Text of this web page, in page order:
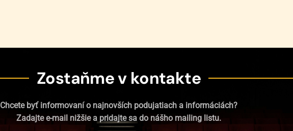
Zostaňme v kontakte
Chcete byť informovaní o najnovších podujatiach a informáciách?
Zadajte e-mail nižšie a pridajte sa do nášho mailing listu.